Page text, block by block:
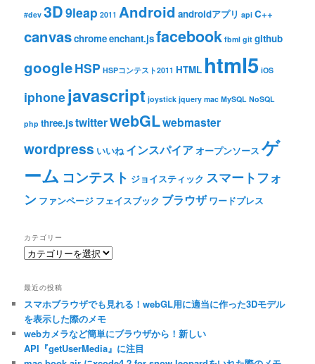
#dev 3D9leap 2011 Android androidアプリ api C++
canvaschromeenchant.jsfacebook fbml git github
googleHSP HSPコンテスト2011 HTML html5 iOS
iphonejavascript joystick jquery mac MySQL NoSQL
php three.jstwitterwebGLwebmaster
wordpress いいね インスパイアオープンソース ゲ
ーム コンテスト ジョイスティック スマートフォ
ン ファンページ フェイスブック ブラウザ ワードプレス
カテゴリー
カ
リ
ー
最近の投稿
スマホブラウザでも見れる！webGL用に適当に作った3Dモデル
を表示した際のメモ
webカメラなど簡単にブラウザから！新しい
API『getUserMedia』に注目